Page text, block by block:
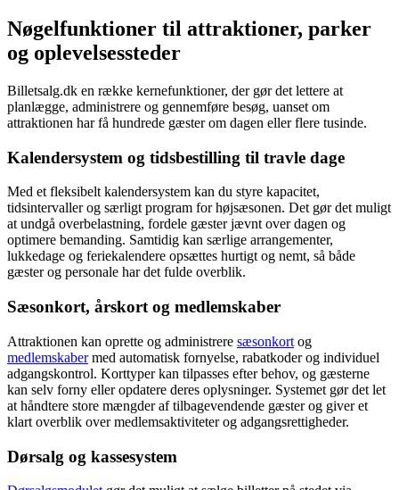
Nøgelfunktioner til attraktioner, parker
og oplevelsessteder
Billetsalg.dk en række kernefunktioner, der gør det lettere at
planlægge, administrere og gennemføre besøg, uanset om
attraktionen har få hundrede gæster om dagen eller flere tusinde.
Kalendersystem og tidsbestilling til travle dage
Med et fleksibelt kalendersystem kan du styre kapacitet,
tidsintervaller og særligt program for højsæsonen. Det gør det muligt
at undgå overbelastning, fordele gæster jævnt over dagen og
optimere bemanding. Samtidig kan særlige arrangementer,
lukkedage og feriekalendere opsættes hurtigt og nemt, så både
gæster og personale har det fulde overblik.
Sæsonkort, årskort og medlemskaber
Attraktionen kan oprette og administrere sæsonkort og
medlemskabermed automatisk fornyelse, rabatkoder og individuel
adgangskontrol. Korttyper kan tilpasses efter behov, og gæsterne
kan selv forny eller opdatere deres oplysninger. Systemet gør det let
at håndtere store mængder af tilbagevendende gæster og giver et
klart overblik over medlemsaktiviteter og adgangsrettigheder.
Dørsalg og kassesystem